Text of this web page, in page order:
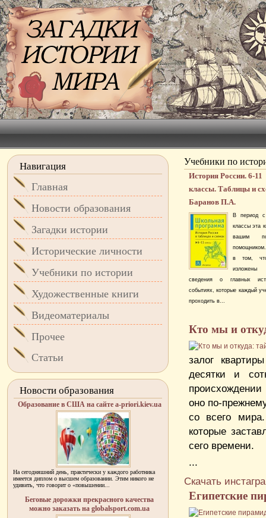
Учебники по
История России. 6-11
классы. Таблицы и
Баранов П.А.
В период
классы эта
вашим
в том,
изложены
сведения о главных
событиях, которые каждый
проходить в...
Кто мы и
залог
десятки и
оно по-
со всего
которые
сего времени.
...
Скачать
Египетские
Навигация
Главная
Новости образования
Загадки истории
Исторические личности
Учебники по истории
Художественные книги
Видеоматериалы
Прочее
Статьи
Новости образования
Образование в США на сайте a-priori.kiev.ua
На сегодняшний день, практически у каждого работника
имеется диплом о высшем образовании. Этим никого не
удивить, что говорит о «повышении...
Беговые дорожки прекрасного качества
можно заказать на globalsport.com.ua